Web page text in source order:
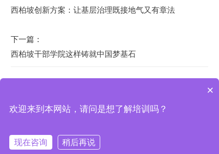
西柏坡创新方案：让基层治理既接地气又有章法
下一篇：
西柏坡干部学院这样铸就中国梦基石
西柏坡培训基地 | 地址：西柏坡纪念馆宾馆办公室
训机构|
Copyright © 2024 西柏坡干部培训学院 版权所有
×
欢迎来到本网站，请问是想了解培训吗？
现在咨询
稍后再说
在线咨询